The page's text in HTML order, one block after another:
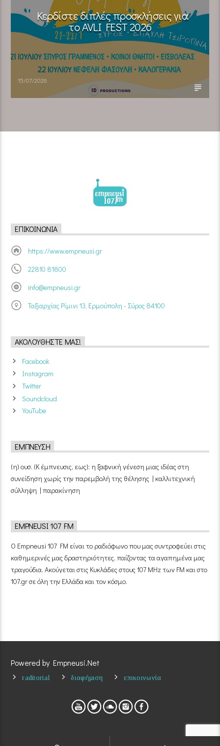
Κερδίστε διπλές προσκλήσεις για
το AVLI FEST 2026
15/07/2026
ΕΠΙΚΟΙΝΩΝΊΑ
https://www.empneusi.gr
22810 81800
info@empneusi.gr
Ταξιαρχίας Ρίμινι 13, Ερμούπολη - Σύρος 84100
ΑΚΟΛΟΥΘΉΣΤΕ ΜΑΣ!
Facebook
Instagram
Twitter
Soundcloud
YouTube
ΈΜΠΝΕΥΣΗ
(η) ουσ. (Κ έμπνευσις, εως): η ξαφνική γένεση μιας ιδέας στη
συνείδηση χωρίς την παρεμβολή της θέλησης | καλλιτεχνική
σύλληψη | παρακίνηση
EMPNEUSI 107 FM
Ο Empneusi 107 FM είναι το ραδιόφωνο που μας συντροφεύει στις
καθημερινές μας δραστηριότητες, παίζοντας τα αγαπημένα μας
τραγούδια. Ακούγεται στις Κυκλάδες στους 107 MHz των FM και στο
107.gr σε όλη την Ελλάδα και τον κόσμο.
Powered by Empneusi.Net
raditorial διαφήμιση επικοινωνία